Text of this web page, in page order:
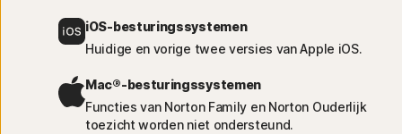
iOS-besturingssystemen
Huidige en vorige twee versies van Apple iOS.
Mac®-besturingssystemen
Functies van Norton Family en Norton Ouderlijk
toezicht worden niet ondersteund.